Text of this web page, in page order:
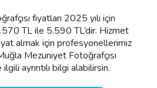
fiyatları 2025 yılı için
TL ile 5.590 TL’dir. Hizmet
almak için profesyonellerimiz
Mezuniyet Fotoğrafçısı
ayrıntılı bilgi alabilirsin.